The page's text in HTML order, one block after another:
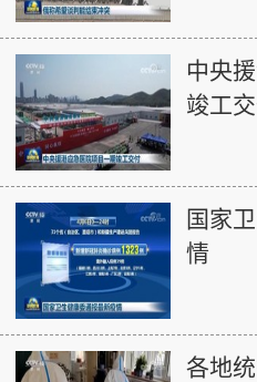
中央
竣工
国家
情
各地